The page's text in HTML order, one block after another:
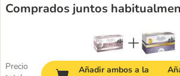
Comprados juntos
Precio
Añadir ambos a la